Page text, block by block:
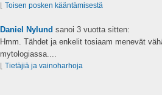
⌊ Toisen posken kääntämisestä
Daniel Nylund sanoi 3 vuotta sitten:
Hmm. Tähdet ja enkelit tosiaam menevät
mytologiassa....
⌊ Tietäjiä ja vainoharhoja